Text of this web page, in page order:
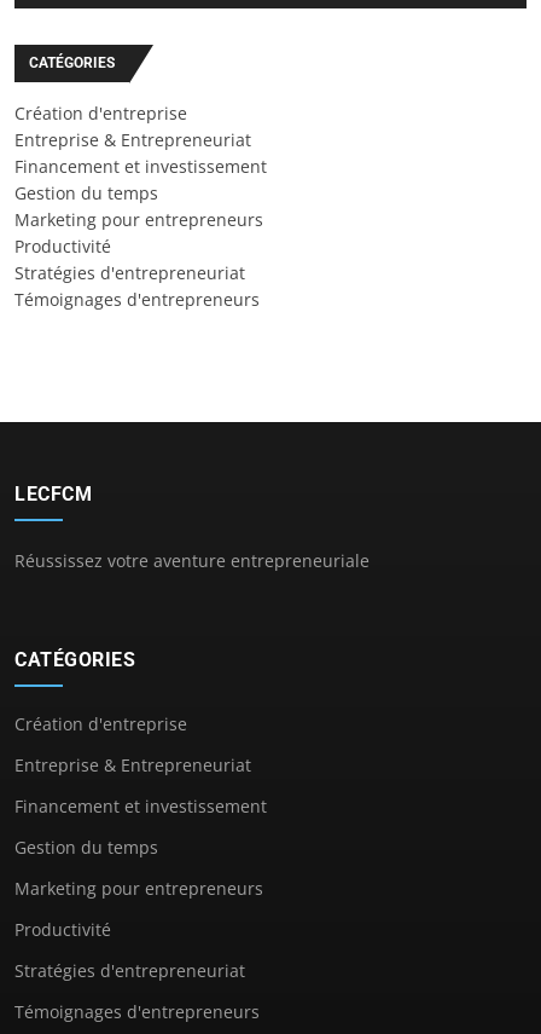
CATÉGORIES
Création d'entreprise
Entreprise & Entrepreneuriat
Financement et investissement
Gestion du temps
Marketing pour entrepreneurs
Productivité
Stratégies d'entrepreneuriat
Témoignages d'entrepreneurs
LECFCM
Réussissez votre aventure entrepreneuriale
CATÉGORIES
Création d'entreprise
Entreprise & Entrepreneuriat
Financement et investissement
Gestion du temps
Marketing pour entrepreneurs
Productivité
Stratégies d'entrepreneuriat
Témoignages d'entrepreneurs